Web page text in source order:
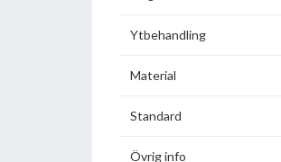
Ytbehandling
Material
Standard
Övrig info